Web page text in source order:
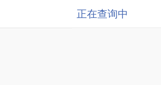
正在查询中